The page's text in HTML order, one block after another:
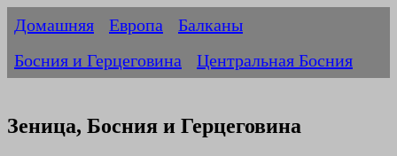
Домашняя Европа
Балканы
Босния и Герцеговина
Центральная Босния
Зеница, Босния и Герцеговина